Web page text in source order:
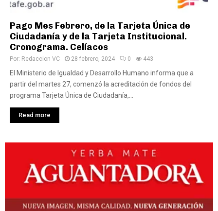
Pago Mes Febrero, de la Tarjeta Única de
Ciudadanía y de la Tarjeta Institucional.
Cronograma. Celíacos
Por: Redaccion VC 28 febrero, 2024 0 443
El Ministerio de Igualdad y Desarrollo Humano informa que a
partir del martes 27, comenzó la acreditación de fondos del
programa Tarjeta Única de Ciudadanía,...
Read more